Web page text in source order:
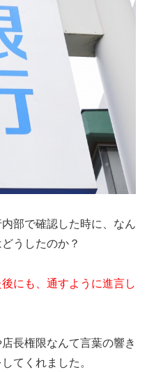
部で確認した時に、なん
うしたのか？
にも、通すように進言し
長権限なんて言葉の響き
てくれました。